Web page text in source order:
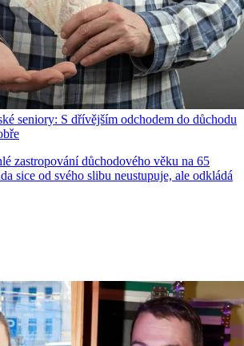
seniory: S dřívějším odchodem do důchodu
zastropování důchodového věku na 65
sice od svého slibu neustupuje, ale odkládá